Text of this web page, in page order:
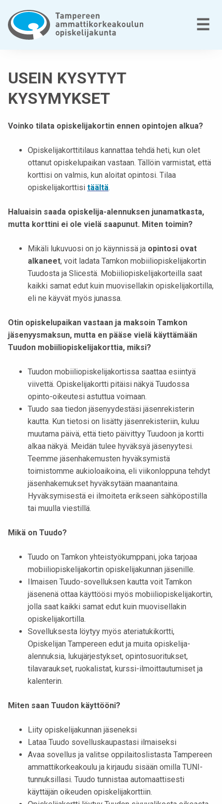
sisältöön
m
p
e
e
t
t
k
o
u
k
☰
USEIN KYSYTYT
KYSYMYKSET
Voinko tilata opiskelijakortin ennen opintojen alkua?
Opiskelijakorttitilaus kannattaa tehdä heti, kun olet
ottanut opiskelupaikan vastaan. Tällöin varmistat, että
korttisi on valmis, kun aloitat opintosi. Tilaa
opiskelijakorttisi täältä.
Haluaisin saada opiskelija-alennuksen junamatkasta,
mutta korttini ei ole vielä saapunut. Miten toimin?
Mikäli lukuvuosi on jo käynnissä ja opintosi ovat
alkaneet, voit ladata Tamkon mobiiliopiskelijakortin
Tuudosta ja Slicestä. Mobiiliopiskelijakorteilla saat
kaikki samat edut kuin muovisellakin opiskelijakortilla,
eli ne käyvät myös junassa.
Otin opiskelupaikan vastaan ja maksoin Tamkon
jäsenyysmaksun, mutta en pääse vielä käyttämään
Tuudon mobiiliopiskelijakorttia, miksi?
Tuudon mobiiliopiskelijakortissa saattaa esiintyä
viivettä. Opiskelijakortti pitäisi näkyä Tuudossa
opinto-oikeutesi astuttua voimaan.
Tuudo saa tiedon jäsenyydestäsi jäsenrekisterin
kautta. Kun tietosi on lisätty jäsenrekisteriin, kuluu
muutama päivä, että tieto päivittyy Tuudoon ja kortti
alkaa näkyä. Meidän tulee hyväksyä jäsenyytesi.
Teemme jäsenhakemusten hyväksymistä
toimistomme aukioloaikoina, eli viikonloppuna tehdyt
jäsenhakemukset hyväksytään maanantaina.
Hyväksymisestä ei ilmoiteta erikseen sähköpostilla
tai muulla viestillä.
Mikä on Tuudo?
Tuudo on Tamkon yhteistyökumppani, joka tarjoaa
mobiiliopiskelijakortin opiskelijakunnan jäsenille.
Ilmaisen Tuudo-sovelluksen kautta voit Tamkon
jäsenenä ottaa käyttöösi myös mobiiliopiskelijakortin,
jolla saat kaikki samat edut kuin muovisellakin
opiskelijakortilla.
Sovelluksesta löytyy myös ateriatukikortti,
Opiskelijan Tampereen edut ja muita opiskelija-
alennuksia, lukujärjestykset, opintosuoritukset,
tilavaraukset, ruokalistat, kurssi-ilmoittautumiset ja
kalenterin.
Miten saan Tuudon käyttööni?
Liity opiskelijakunnan jäseneksi
Lataa Tuudo sovelluskaupastasi ilmaiseksi
Avaa sovellus ja valitse oppilaitoslistasta Tampereen
ammattikorkeakoulu ja kirjaudu sisään omilla TUNI-
tunnuksillasi. Tuudo tunnistaa automaattisesti
käyttäjän oikeuden opiskelijakorttiin.